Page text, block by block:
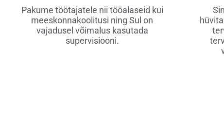
Pakume töötajatele nii tööalaseid kui
meeskonnakoolitusi ning Sul on
vajadusel võimalus kasutada
supervisiooni.